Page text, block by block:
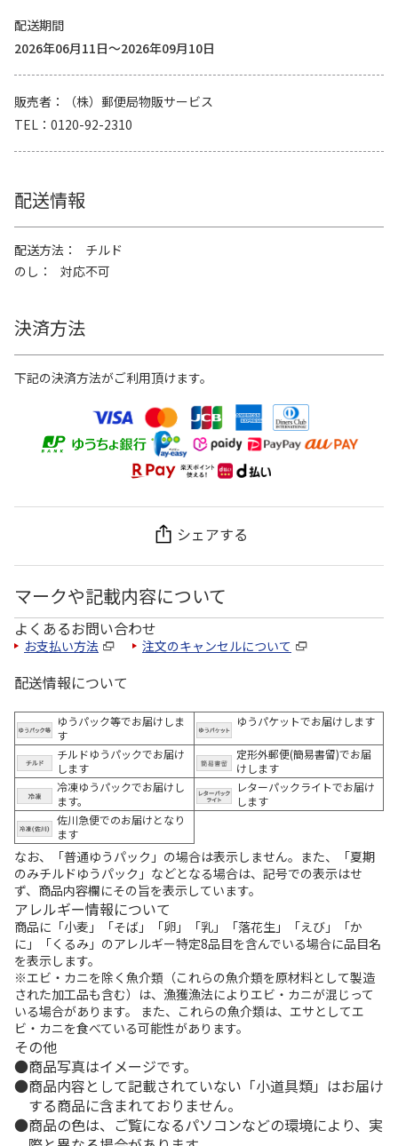
配送期間
2026年06月11日～2026年09月10日
販売者
（株）郵便局物販サービス
TEL
0120-92-2310
配送情報
配送方法
チルド
のし
対応不可
決済方法
下記の決済方法がご利用頂けます。
シェアする
マークや記載内容について
よくあるお問い合わせ
お支払い方法 注文のキャンセルについて
配送情報について
ゆうパック等でお届けしま
す
ゆうパケットでお届けします
チルドゆうパックでお届け
します
定形外郵便(簡易書留)でお届
けします
冷凍ゆうパックでお届けし
ます。
レターパックライトでお届け
します
佐川急便でのお届けとなり
ます
なお、「普通ゆうパック」の場合は表示しません。また、「夏期
のみチルドゆうパック」などとなる場合は、記号での表示はせ
ず、商品内容欄にその旨を表示しています。
アレルギー情報について
商品に「小麦」「そば」「卵」「乳」「落花生」「えび」「か
に」「くるみ」のアレルギー特定8品目を含んでいる場合に品目名
を表示します。
※エビ・カニを除く魚介類（これらの魚介類を原材料として製造
された加工品も含む）は、漁獲漁法によりエビ・カニが混じって
いる場合があります。 また、これらの魚介類は、エサとしてエ
ビ・カニを食べている可能性があります。
その他
商品写真はイメージです。
商品内容として記載されていない「小道具類」はお届け
する商品に含まれておりません。
商品の色は、ご覧になるパソコンなどの環境により、実